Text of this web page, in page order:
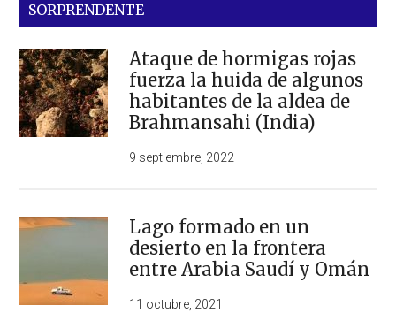
SORPRENDENTE
Ataque de hormigas rojas
fuerza la huida de algunos
habitantes de la aldea de
Brahmansahi (India)
9 septiembre, 2022
Lago formado en un
desierto en la frontera
entre Arabia Saudí y Omán
11 octubre, 2021